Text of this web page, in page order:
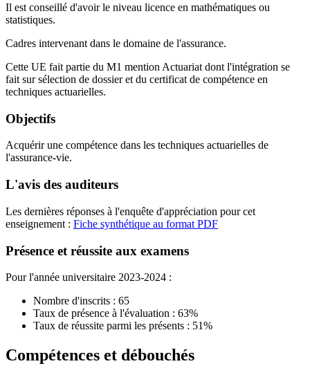
Il est conseillé d'avoir le niveau licence en mathématiques ou
statistiques.
Cadres intervenant dans le domaine de l'assurance.
Cette UE fait partie du M1 mention Actuariat dont l'intégration se
fait sur sélection de dossier et du certificat de compétence en
techniques actuarielles.
Objectifs
Acquérir une compétence dans les techniques actuarielles de
l'assurance-vie.
L'avis des auditeurs
Les dernières réponses à l'enquête d'appréciation pour cet
enseignement : Fiche synthétique au format PDF
Présence et réussite aux examens
Pour l'année universitaire 2023-2024 :
Nombre d'inscrits : 65
Taux de présence à l'évaluation : 63%
Taux de réussite parmi les présents : 51%
Compétences et débouchés